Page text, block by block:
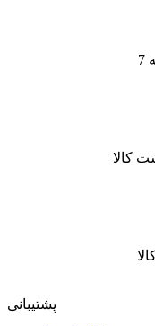
کالا
پشتیبانی